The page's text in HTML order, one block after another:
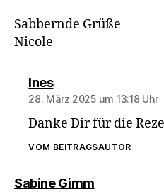
Sabbernde Grüße
Nicole
Inessagt:
28. März 2025 um 13:18 Uhr
Danke Dir für die
VOM BEITRAGSAUTOR
Sabine Gimmsagt: